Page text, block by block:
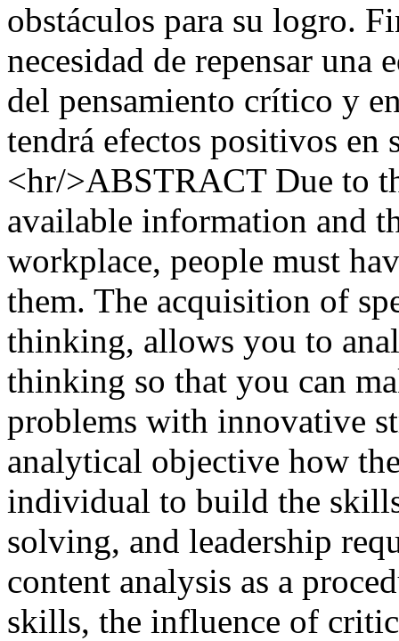
obstáculos para su logro.
necesidad de repensar una
del pensamiento crítico y
tendrá efectos positivos
<hr/>ABSTRACT Due to
available information and
workplace, people must
them. The acquisition of
thinking, allows you to
thinking so that you can
problems with innovative
analytical objective how
individual to build the
solving, and leadership
content analysis as a
skills, the influence of